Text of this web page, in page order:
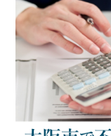
「ポイント」を押
ることができます。
この記事では、不
の引き渡しまで、
す。初めての方で
産を適正な価格で
体的なステップと